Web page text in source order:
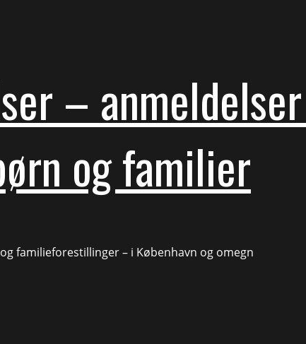
–
og familier
familieforestillinger – i København og omegn